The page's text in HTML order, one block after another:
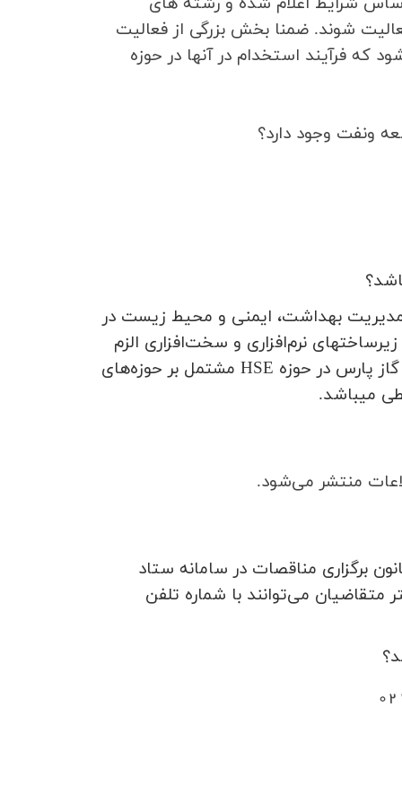
شوند. ضمنا بخش بزرگی از فعالیت
فرآیند استخدام در آنها در حوزه
ونفت وجود دارد؟
بهداشت، ایمنی و محیط زیست در
نرم‌افزاری و سخت‌افزاری الزم
پارس در حوزه HSE مشتمل بر حوزه‌های
میباشد.
منتشر می‌شود.
برگزاري مناقصات در سامانه ستاد
متقاضيان مي‌توانند با شماره تلفن